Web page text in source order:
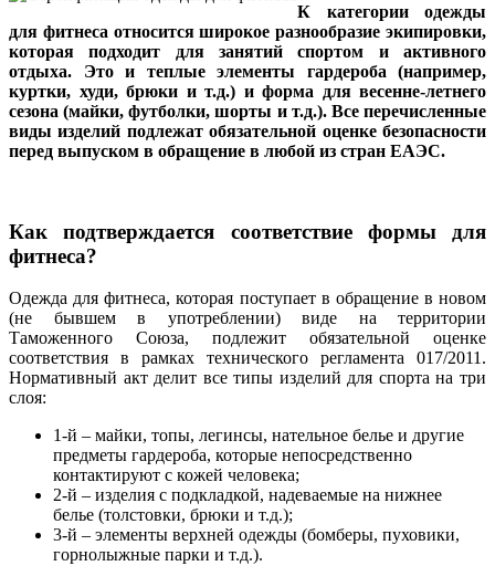
К категории одежды
для фитнеса относится широкое разнообразие экипировки,
которая подходит для занятий спортом и активного
отдыха. Это и теплые элементы гардероба (например,
куртки, худи, брюки и т.д.) и форма для весенне-летнего
сезона (майки, футболки, шорты и т.д.). Все перечисленные
виды изделий подлежат обязательной оценке безопасности
перед выпуском в обращение в любой из стран ЕАЭС.
Как подтверждается соответствие формы для
фитнеса?
Одежда для фитнеса, которая поступает в обращение в новом
(не бывшем в употреблении) виде на территории
Таможенного Союза, подлежит обязательной оценке
соответствия в рамках технического регламента 017/2011.
Нормативный акт делит все типы изделий для спорта на три
слоя:
1-й – майки, топы, легинсы, нательное белье и другие
предметы гардероба, которые непосредственно
контактируют с кожей человека;
2-й – изделия с подкладкой, надеваемые на нижнее
белье (толстовки, брюки и т.д.);
3-й – элементы верхней одежды (бомберы, пуховики,
горнолыжные парки и т.д.).